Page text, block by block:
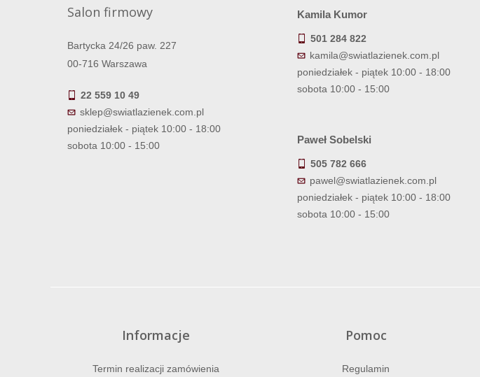
Salon firmowy
Bartycka 24/26 paw. 227
00-716 Warszawa
22 559 10 49
sklep@swiatlazienek.com.pl
poniedziałek - piątek 10:00 - 18:00
sobota 10:00 - 15:00
Kamila Kumor
501 284 822
kamila@swiatlazienek.com.pl
poniedziałek - piątek 10:00 - 18:00
sobota 10:00 - 15:00
Paweł Sobelski
505 782 666
pawel@swiatlazienek.com.pl
poniedziałek - piątek 10:00 - 18:00
sobota 10:00 - 15:00
Informacje
Termin realizacji zamówienia
Pomoc
Regulamin